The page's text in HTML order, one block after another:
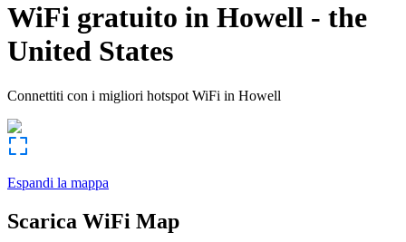
WiFi gratuito in Howell - the
United States
Connettiti con i migliori hotspot WiFi in Howell
Espandi la mappa
Scarica WiFi Map